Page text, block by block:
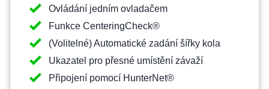
Ovládání jedním ovladačem
Funkce CenteringCheck®
(Volitelné) Automatické zadání šířky kola
Ukazatel pro přesné umístění závaží
Připojení pomocí HunterNet®